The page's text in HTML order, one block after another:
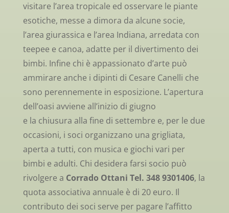
visitare l’area tropicale ed osservare le piante
esotiche, messe a dimora da alcune socie,
l’area giurassica e l’area Indiana, arredata con
teepee e canoa, adatte per il divertimento dei
bimbi. Infine chi è appassionato d’arte può
ammirare anche i dipinti di Cesare Canelli che
sono perennemente in esposizione. L’apertura
dell’oasi avviene all’inizio di giugno
e la chiusura alla fine di settembre e, per le due
occasioni, i soci organizzano una grigliata,
aperta a tutti, con musica e giochi vari per
bimbi e adulti. Chi desidera farsi socio può
rivolgere a Corrado Ottani Tel. 348 9301406, la
quota associativa annuale è di 20 euro. Il
contributo dei soci serve per pagare l’affitto